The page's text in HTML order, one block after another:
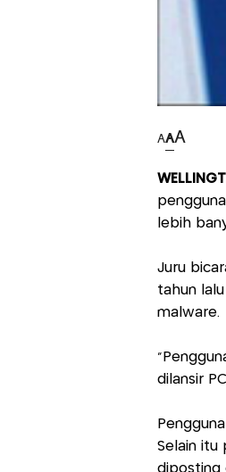
AAA
lebih
Juru
tahun
malware.
dilansir
Selain itu
diposting